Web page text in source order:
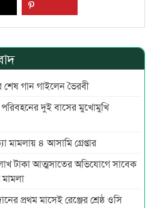
শেষ গান গাইলেন ভৈরবী
দুই বাসের মুখোমুখি
৪ আসামি গ্রেপ্তার
টাকা আত্মসাতের অভিযোগে সাবেক
মামলা
প্রথম মাসেই রেঞ্জের শ্রেষ্ঠ ওসি